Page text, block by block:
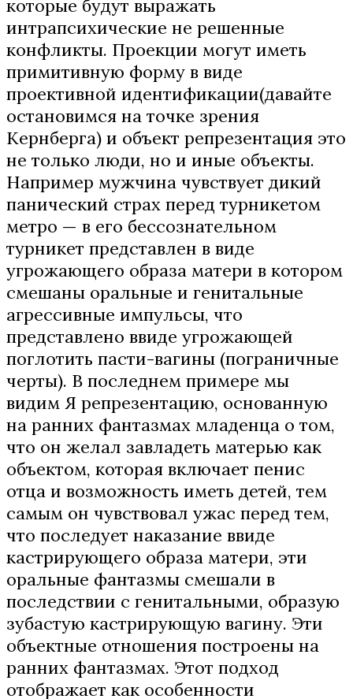
которые будут выражать
интрапсихические не решенные
конфликты. Проекции могут иметь
примитивную форму в виде
проективной идентификации(давайте
остановимся на точке зрения
Кернберга) и объект репрезентация это
не только люди, но и иные объекты.
Например мужчина чувствует дикий
панический страх перед турникетом
метро — в его бессознательном
турникет представлен в виде
угрожающего образа матери в котором
смешаны оральные и генитальные
агрессивные импульсы, что
представлено ввиде угрожающей
поглотить пасти-вагины (пограничные
черты). В последнем примере мы
видим Я репрезентацию, основанную
на ранних фантазмах младенца о том,
что он желал завладеть матерью как
объектом, которая включает пенис
отца и возможность иметь детей, тем
самым он чувствовал ужас перед тем,
что последует наказание ввиде
кастрирующего образа матери, эти
оральные фантазмы смешали в
последствии с генитальными, образую
зубастую кастрирующую вагину. Эти
объектные отношения построены на
ранних фантазмах. Этот подход
отображает как особенности